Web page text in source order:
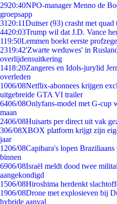
2920:40NPO-manager Menno de
groepsapp
31 20:11Duitser (93) crasht met
4420:03Trump wil dat J.D. Vance
119:50Lemmen boekt eerste
2319:42'Zwarte weduwes' in
overlijdensuitkering
1418:20Zangeres en Idols-jurylid
overleden
1006/08Netflix-abonnees krijgen
uitgebreide GTA VI trailer
6406/08Onlyfans-model met G-cup
maan
2406/08Huisarts per direct uit vak
306/08XBOX platform krijgt zijn
jaar
1206/08Capibara's lopen
binnen
6906/08Israël meldt dood twee
aangekondigd
1506/08Hiroshima herdenkt
1906/08Drone met explosieven bij
hybride aanval